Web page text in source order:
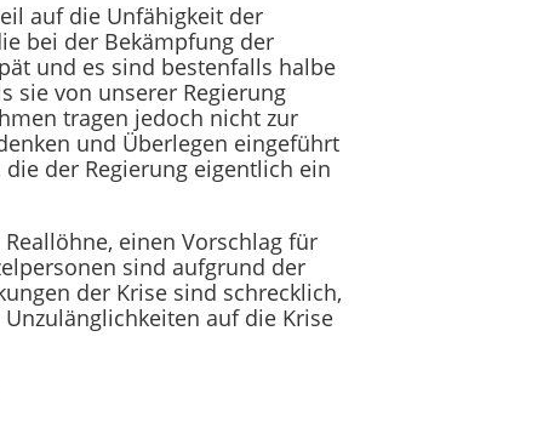
auf die Unfähigkeit der
bei der Bekämpfung der
und es sind bestenfalls halbe
sie von unserer Regierung
tragen jedoch nicht zur
und Überlegen eingeführt
der Regierung eigentlich ein
einen Vorschlag für
sind aufgrund der
der Krise sind schrecklich,
auf die Krise